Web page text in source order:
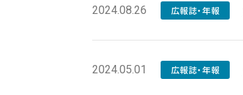
2024.08.26 広報誌・年報
2024.05.01 広報誌・年報